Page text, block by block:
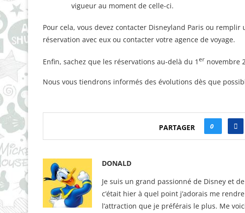
vigueur au moment de celle-ci.
Pour cela, vous devez contacter Disneyland Paris ou
réservation avec eux ou contacter votre agence de voyage.
Enfin, sachez que les réservations au-delà du 1 er novembre
Nous vous tiendrons informés des évolutions dès que
PARTAGER 0
DONALD
Je suis un grand passionné de Disney et
c’était hier à quel point j’adorais me
l’attraction que je préférais le plus. Me